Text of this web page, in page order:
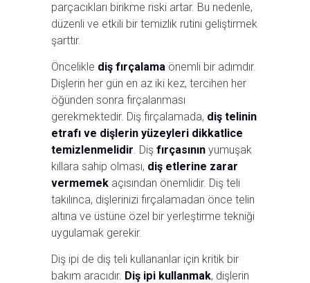
parçacıkları birikme riski artar. Bu nedenle,
düzenli ve etkili bir temizlik rutini geliştirmek
şarttır.
Öncelikle diş fırçalama önemli bir adımdır.
Dişlerin her gün en az iki kez, tercihen her
öğünden sonra fırçalanması
gerekmektedir. Diş fırçalamada, diş telinin
etrafı ve dişlerin yüzeyleri dikkatlice
temizlenmelidir. Diş fırçasının yumuşak
kıllara sahip olması, diş etlerine zarar
vermemek açısından önemlidir. Diş teli
takılınca, dişlerinizi fırçalamadan önce telin
altına ve üstüne özel bir yerleştirme tekniği
uygulamak gerekir.
Diş ipi de diş teli kullananlar için kritik bir
bakım aracıdır. Diş ipi kullanmak, dişlerin